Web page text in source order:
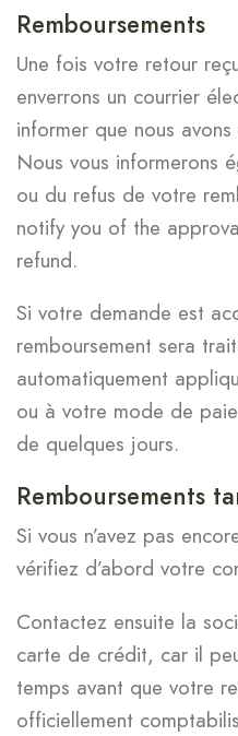
Remboursements
Une fois votre retour
enverrons un courrier
informer que nous
Nous vous informerons
ou du refus de votre
notify you of the
refund.
Si votre demande est
remboursement sera
automatiquement
ou à votre mode de
de quelques jours.
Remboursements
Si vous n’avez pas
vérifiez d’abord votre
Contactez ensuite la
carte de crédit, car il
temps avant que votre
officiellement